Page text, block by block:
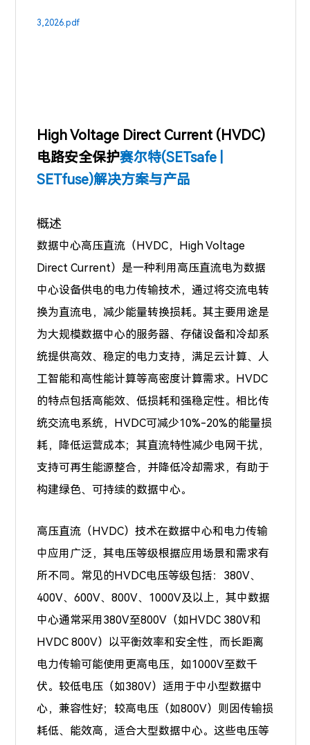
3,2026.pdf
High Voltage Direct Current (HVDC)
电路安全保护赛尔特(SETsafe |
SETfuse)解决方案与产品
概述
数据中心高压直流（HVDC，High Voltage
Direct Current）是一种利用高压直流电为数据
中心设备供电的电力传输技术，通过将交流电转
换为直流电，减少能量转换损耗。其主要用途是
为大规模数据中心的服务器、存储设备和冷却系
统提供高效、稳定的电力支持，满足云计算、人
工智能和高性能计算等高密度计算需求。HVDC
的特点包括高能效、低损耗和强稳定性。相比传
统交流电系统，HVDC可减少10%-20%的能量损
耗，降低运营成本；其直流特性减少电网干扰，
支持可再生能源整合，并降低冷却需求，有助于
构建绿色、可持续的数据中心。
高压直流（HVDC）技术在数据中心和电力传输
中应用广泛，其电压等级根据应用场景和需求有
所不同。常见的HVDC电压等级包括：380V、
400V、600V、800V、1000V及以上，其中数据
中心通常采用380V至800V（如HVDC 380V和
HVDC 800V）以平衡效率和安全性，而长距离
电力传输可能使用更高电压，如1000V至数千
伏。较低电压（如380V）适用于中小型数据中
心，兼容性好；较高电压（如800V）则因传输损
耗低、能效高，适合大型数据中心。这些电压等